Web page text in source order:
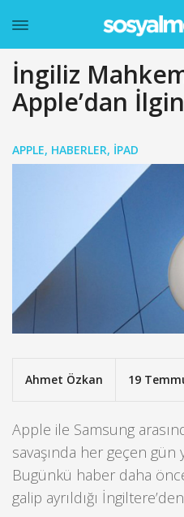
İngiliz
Apple’dan
APPLE, HABERLER, IPAD
Ahmet Özkan 19
Apple ile Samsung
savaşında her geçen gün
Bugünkü haber daha
galip ayrıldığı